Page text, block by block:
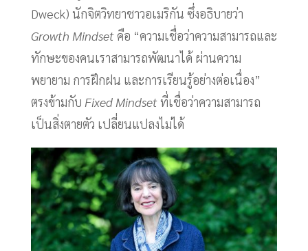
Dweck) นักจิตวิทยาชาวอเมริกัน ซึ่งอธิบายว่า
Growth Mindsetคือ “ความเชื่อว่าความสามารถและ
ทักษะของคนเราสามารถพัฒนาได้ ผ่านความ
พยายาม การฝึกฝน และการเรียนรู้อย่างต่อเนื่อง”
ตรงข้ามกับ Fixed Mindsetที่เชื่อว่าความสามารถ
เป็นสิ่งตายตัว เปลี่ยนแปลงไม่ได้